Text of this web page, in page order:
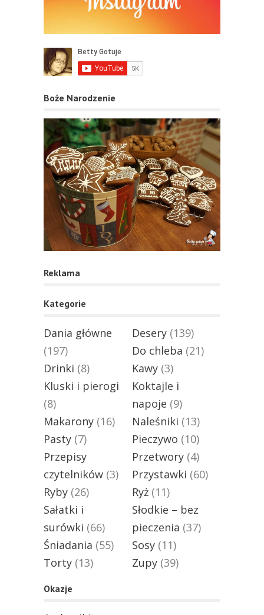
Boże Narodzenie
Reklama
Kategorie
Dania główne
(197)
Desery (139)
Do chleba (21)
Drinki (8) Kawy (3)
Kluski i pierogi
(8)
Koktajle i
napoje (9)
Makarony (16) Naleśniki (13)
Pasty (7) Pieczywo (10)
Przepisy
czytelników (3)
Przetwory (4)
Przystawki (60)
Ryby (26) Ryż (11)
Sałatki i
surówki (66)
Słodkie – bez
pieczenia (37)
Śniadania (55) Sosy (11)
Torty (13) Zupy (39)
Okazje